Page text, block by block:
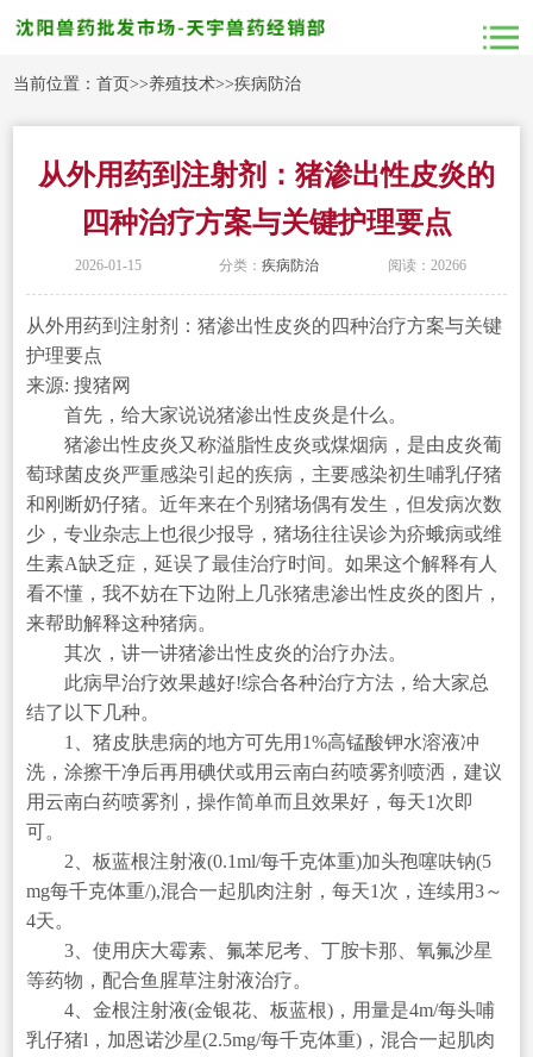
当前位置：首页>>养殖技术>>疾病防治
从外用药到注射剂：猪渗出性皮炎的
四种治疗方案与关键护理要点
2026-01-15 分类： 疾病防治 阅读：20266
从外用药到注射剂：猪渗出性皮炎的四种治疗方案与关键
护理要点
来源: 搜猪网
首先，给大家说说猪渗出性皮炎是什么。
猪渗出性皮炎又称溢脂性皮炎或煤烟病，是由皮炎葡
萄球菌皮炎严重感染引起的疾病，主要感染初生哺乳仔猪
和刚断奶仔猪。近年来在个别猪场偶有发生，但发病次数
少，专业杂志上也很少报导，猪场往往误诊为疥蛾病或维
生素A缺乏症，延误了最佳治疗时间。如果这个解释有人
看不懂，我不妨在下边附上几张猪患渗出性皮炎的图片，
来帮助解释这种猪病。
其次，讲一讲猪渗出性皮炎的治疗办法。
此病早治疗效果越好!综合各种治疗方法，给大家总
结了以下几种。
1、猪皮肤患病的地方可先用1%高锰酸钾水溶液冲
洗，涂擦干净后再用碘伏或用云南白药喷雾剂喷洒，建议
用云南白药喷雾剂，操作简单而且效果好，每天1次即
可。
2、板蓝根注射液(0.1ml/每千克体重)加头孢噻呋钠(5
mg每千克体重/),混合一起肌肉注射，每天1次，连续用3～
4天。
3、使用庆大霉素、氟苯尼考、丁胺卡那、氧氟沙星
等药物，配合鱼腥草注射液治疗。
4、金根注射液(金银花、板蓝根)，用量是4m/每头哺
乳仔猪l，加恩诺沙星(2.5mg/每千克体重)，混合一起肌肉